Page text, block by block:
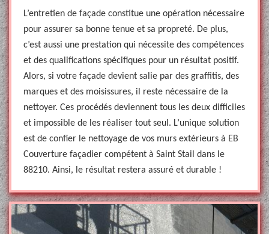
L’entretien de façade constitue une opération nécessaire
pour assurer sa bonne tenue et sa propreté. De plus,
c’est aussi une prestation qui nécessite des compétences
et des qualifications spécifiques pour un résultat positif.
Alors, si votre façade devient salie par des graffitis, des
marques et des moisissures, il reste nécessaire de la
nettoyer. Ces procédés deviennent tous les deux difficiles
et impossible de les réaliser tout seul. L’unique solution
est de confier le nettoyage de vos murs extérieurs à EB
Couverture façadier compétent à Saint Stail dans le
88210. Ainsi, le résultat restera assuré et durable !